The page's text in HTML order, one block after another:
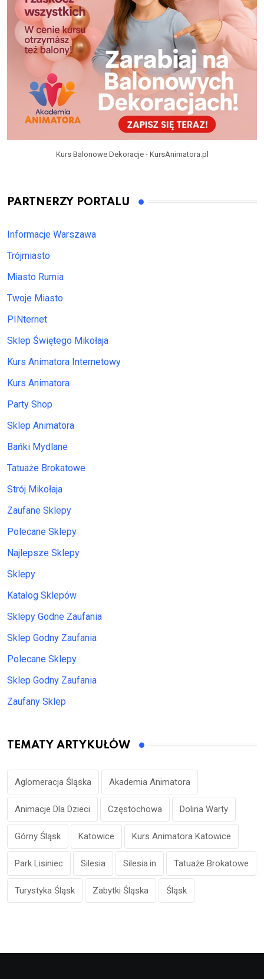
Kurs Balonowe Dekoracje - KursAnimatora.pl
PARTNERZY PORTALU
Informacje Warszawa
Trójmiasto
Miasto Rumia
Twoje Miasto
PINternet
Sklep Świętego Mikołaja
Kurs Animatora Internetowy
Kurs Animatora
Party Shop
Sklep Animatora
Bańki Mydlane
Tatuaże Brokatowe
Strój Mikołaja
Zaufane Sklepy
Polecane Sklepy
Najlepsze Sklepy
Sklepy
Katalog Sklepów
Sklepy Godne Zaufania
Sklep Godny Zaufania
Polecane Sklepy
Sklep Godny Zaufania
Zaufany Sklep
TEMATY ARTYKUŁÓW
Aglomeracja Śląska Akademia Animatora
Animacje Dla Dzieci Częstochowa Dolina Warty
Górny Śląsk Katowice Kurs Animatora Katowice
Park Lisiniec Silesia Silesia.in Tatuaże Brokatowe
Turystyka Śląsk Zabytki Śląska Śląsk